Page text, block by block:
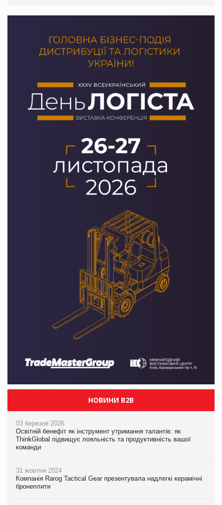
НОВИНИ B2B
03 березня 2026
Освітній бенефіт як інструмент утримання талантів: як
ThinkGlobal підвищує лояльність та продуктивність вашої
команди
31 жовтня 2024
Компанія Rarog Tactical Gear презентувала надлегкі керамічні
бронеплити